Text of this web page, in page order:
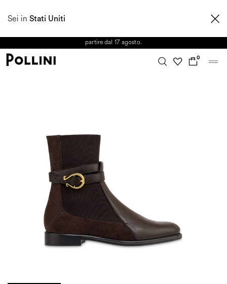
Sei in Stati Uniti
AUTUNNO/INVERNO 2026. Dall'8 al 16 agosto il Servizio Clienti non sarà
partire dal 17 agosto.
0